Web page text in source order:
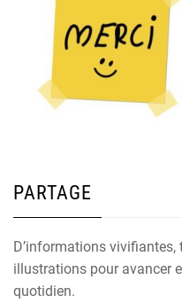
PARTAGE
D’informations vivifiantes,
illustrations pour avancer
quotidien.